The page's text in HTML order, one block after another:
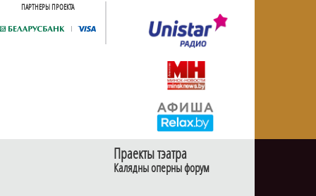
ПАРТНЕРЫ ПРОЕКТА
Праекты тэатра
Калядны оперны форум